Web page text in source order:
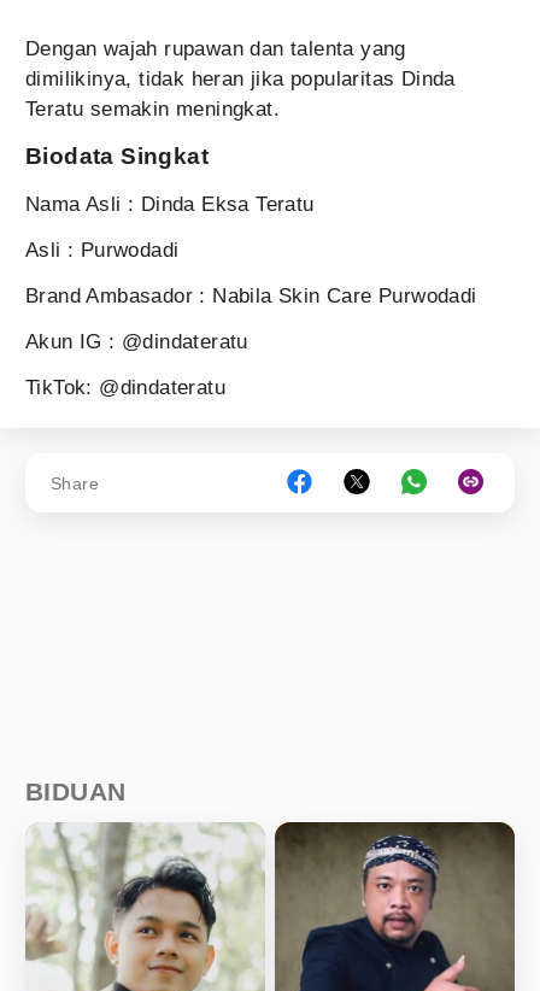
Dengan wajah rupawan dan talenta yang
dimilikinya, tidak heran jika popularitas Dinda
Teratu semakin meningkat.
Biodata Singkat
Nama Asli : Dinda Eksa Teratu
Asli : Purwodadi
Brand Ambasador : Nabila Skin Care Purwodadi
Akun IG : @dindateratu
TikTok: @dindateratu
Share
BIDUAN